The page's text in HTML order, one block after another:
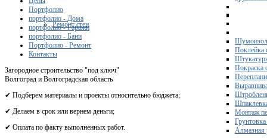
Ремонт стен
Поклейка
Покраска
Монтаж
Грунтовка
Алмазная
Портфолио
портфолио - Дома
портфолио - Гаражи
портфолио - Бани
Портфолио - Ремонт
Контакты
Загородное строительство "под ключ"
Волгоград и Волгоградская область
✔ Подберем материалы и проекты относительно бюджета;
✔ Делаем в срок или вернем деньги;
✔ Оплата по факту выполненных работ.